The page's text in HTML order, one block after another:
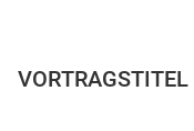
VORTRAGSTITEL